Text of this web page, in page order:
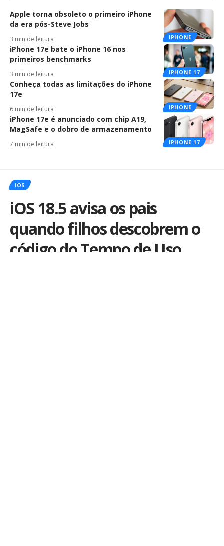
IPHONE
Apple torna obsoleto o primeiro iPhone
da era pós-Steve Jobs
3 min de leitura
IPHONE 17
iPhone 17e bate o iPhone 16 nos
primeiros benchmarks
3 min de leitura
IPHONE
Conheça todas as limitações do iPhone
17e
6 min de leitura
IPHONE 17
iPhone 17e é anunciado com chip A19,
MagSafe e o dobro de armazenamento
7 min de leitura
IOS
iOS 18.5 avisa os pais
quando filhos descobrem o
código do Tempo de Uso